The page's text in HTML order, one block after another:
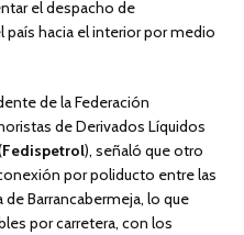
el despacho de
hacia el interior por medio
de la Federación
de Derivados Líquidos
Fedispetrol), señaló que otro
por poliducto entre las
de Barrancabermeja, lo que
por carretera, con los